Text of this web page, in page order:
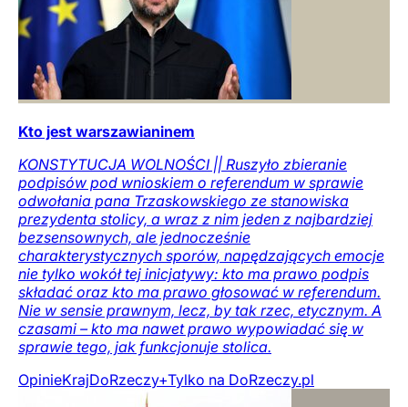
Kto jest warszawianinem
KONSTYTUCJA WOLNOŚCI || Ruszyło zbieranie
podpisów pod wnioskiem o referendum w sprawie
odwołania pana Trzaskowskiego ze stanowiska
prezydenta stolicy, a wraz z nim jeden z najbardziej
bezsensownych, ale jednocześnie
charakterystycznych sporów, napędzających emocje
nie tylko wokół tej inicjatywy: kto ma prawo podpis
składać oraz kto ma prawo głosować w referendum.
Nie w sensie prawnym, lecz, by tak rzec, etycznym. A
czasami – kto ma nawet prawo wypowiadać się w
sprawie tego, jak funkcjonuje stolica.
OpinieKrajDoRzeczy+Tylko na DoRzeczy.pl